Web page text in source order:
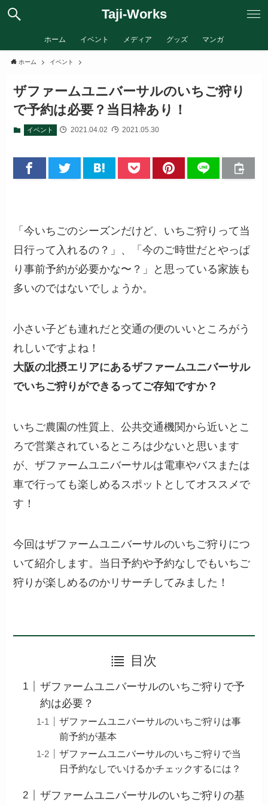
Taji-Works
ホーム イベント メディア グッズ マンガ
ホーム イベント
ザファームユニバーサルのいちご狩り
で予約は必要？当日枠あり！
イベント 2021.04.02 2021.05.30
「今いちごのシーズンだけど、いちご狩りって当
日行って入れるの？」、「今のご時世だとやっぱ
り事前予約が必要かな〜？」と思っている家族も
多いのではないでしょうか。
小さい子ども連れだと交通の便のいいところがう
れしいですよね！
大阪の北摂エリアにあるザファームユニバーサル
でいちご狩りができるってご存知ですか？
いちご農園の性質上、公共交通機関から近いとこ
ろで営業されているところは少ないと思います
が、ザファームユニバーサルは電車やバスまたは
車で行っても楽しめるスポットとしてオススメで
す！
今回はザファームユニバーサルのいちご狩りにつ
いて紹介します。当日予約や予約なしでもいちご
狩りが楽しめるのかリサーチしてみました！
目次
ザファームユニバーサルのいちご狩りで予
約は必要？
ザファームユニバーサルのいちご狩りは事
前予約が基本
ザファームユニバーサルのいちご狩りで当
日予約なしでいけるかチェックするには？
ザファームユニバーサルのいちご狩りの基